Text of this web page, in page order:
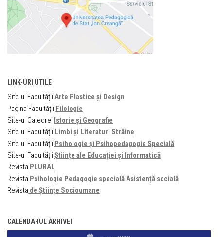
LINK-URI UTILE
Site-ul Facultății Arte Plastice și Design
Pagina Facultății Filologie
Site-ul Catedrei Istorie și Geografie
Site-ul Facultății Limbi și Literaturi Străine
Site-ul Facultății Psihologie și Psihopedagogie Specială
Site-ul Facultății Științe ale Educației și Informatică
Revista PLURAL
Revista Psihologie Pedagogie specială Asistență socială
Revista de Științe Socioumane
CALENDARUL ARHIVEI